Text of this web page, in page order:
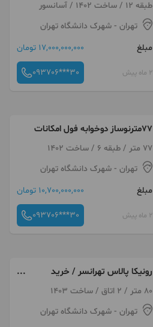
طبقه 12 / ساخت 1402 / آسانسور
تهران - شهرک دانشگاه تهران
مبلغ
17,000,000,000 تومان
2 ماه پیش 093706***30
77مترنوساز دوخوابه فول امکانات
77 متر / طبقه 6 / ساخت 1402
تهران - شهرک دانشگاه تهران
مبلغ
10,700,000,000 تومان
2 ماه پیش 093706***30
رونیکا پالاس تهرانسر / خرید
مستقیم طبقه مشخص
80 متر / 2 اتاق / ساخت 1403
تهران - شهرک دانشگاه تهران